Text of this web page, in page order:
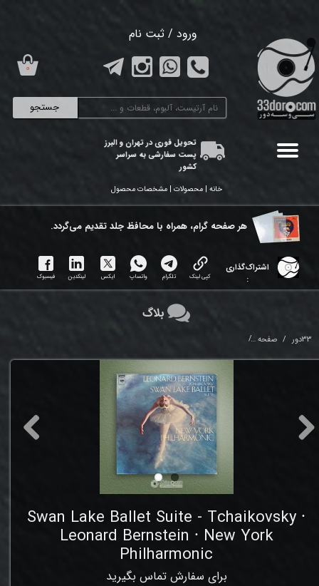
جستجو
ورود / ثبت نام
تغییر گذر واژه
سفارشات
تحویل فوری در تهران و البرز
پست سفارشی به سراسر
کشور
۰
خانه | محصولات | مشخصات محصول
هر ​صفحه گرام، همراه با محافظ جلد تقدیم می‌گردد.
اشتراک‌گذاری
:
کپی لینک تلگرام واتساپ ایکس لینکدین فیسبوک
33دور صفحه
Swan Lake Ballet Suite - Tchaikovsky ⸱
Leonard Bernstein ⸱ New York
Philharmonic
برای سفارش تماس بگیرید
بلاگ